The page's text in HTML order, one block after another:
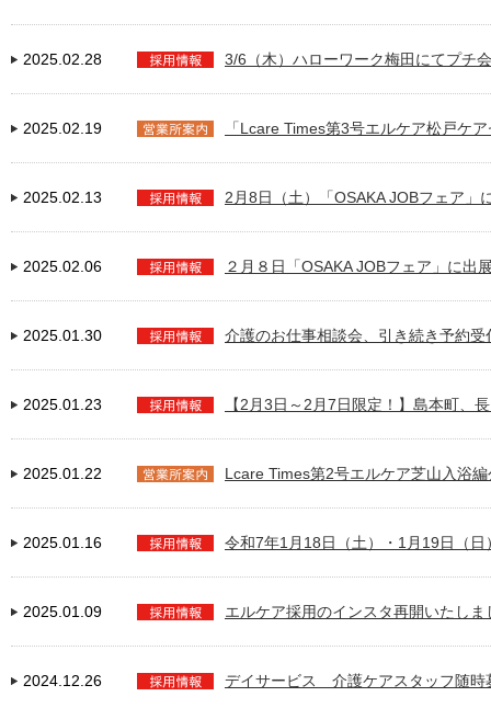
2025.02.28 3/6（木）ハローワーク梅田にてプチ
2025.02.19 「Lcare Times第3号エルケア松戸ケ
2025.02.13 2月8日（土）「OSAKA JOBフェア」
2025.02.06 ２月８日「OSAKA JOBフェア」に出
2025.01.30 介護のお仕事相談会、引き続き予約受
2025.01.23 【2月3日～2月7日限定！】島本町、
2025.01.22 Lcare Times第2号エルケア芝山入浴
2025.01.16 令和7年1月18日（土）・1月19日（
2025.01.09 エルケア採用のインスタ再開いたしま
2024.12.26 デイサービス 介護ケアスタッフ随時